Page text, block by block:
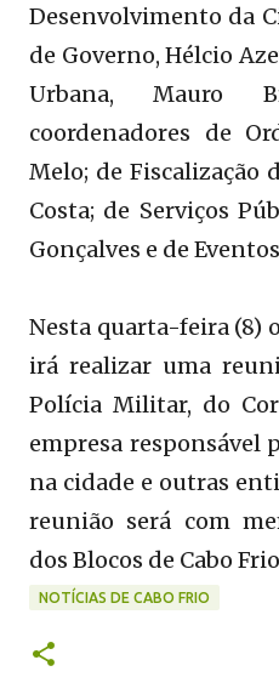
Desenvolvimento da
de Governo, Hélcio
Urbana, Mauro
coordenadores de
Melo; de Fiscalização
Costa; de Serviços
Gonçalves e de
Nesta quarta-feira (8)
irá realizar uma
Polícia Militar, do
empresa responsável
na cidade e outras
reunião será com
dos Blocos de Cabo
NOTÍCIAS DE CABO FRIO